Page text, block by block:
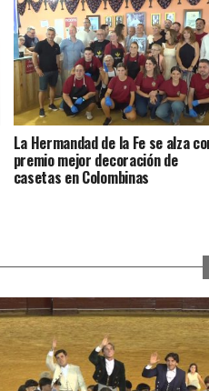
La Hermandad de la Fe se alza
premio mejor decoración de
casetas en Colombinas